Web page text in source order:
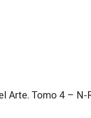
Arte. Tomo 4 – N-